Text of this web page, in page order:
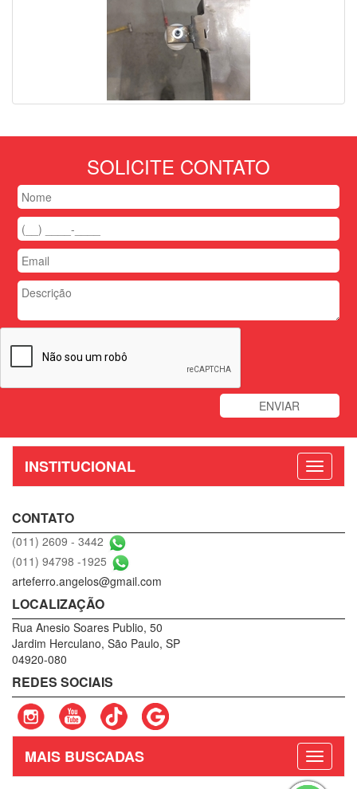
SOLICITE CONTATO
INSTITUCIONAL
CONTATO
(011) 2609 - 3442
(011) 94798 -1925
arteferro.angelos@gmail.com
LOCALIZAÇÃO
Rua Anesio Soares Publio, 50
Jardim Herculano, São Paulo, SP
04920-080
REDES SOCIAIS
MAIS BUSCADAS